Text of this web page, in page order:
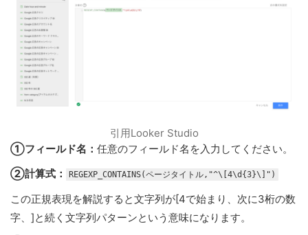
引用Looker Studio
①フィールド名： 任意のフィールド名を入力してください。
②計算式：
REGEXP_CONTAINS(ページタイトル,"^\[4\d{3}\]")
この正規表現を解説すると文字列が[4で始まり、次に3桁の数
字、]と続く文字列パターンという意味になります。